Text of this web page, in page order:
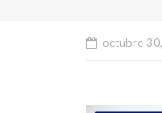
octubre